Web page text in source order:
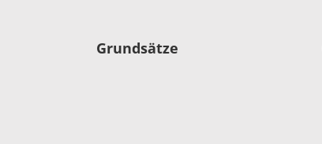
Grundsätze